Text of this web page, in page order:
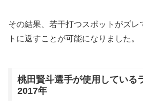
その結果、若干打つスポットがズレ
トに返すことが可能になりました。
桃田賢斗選手が使用している
2017年